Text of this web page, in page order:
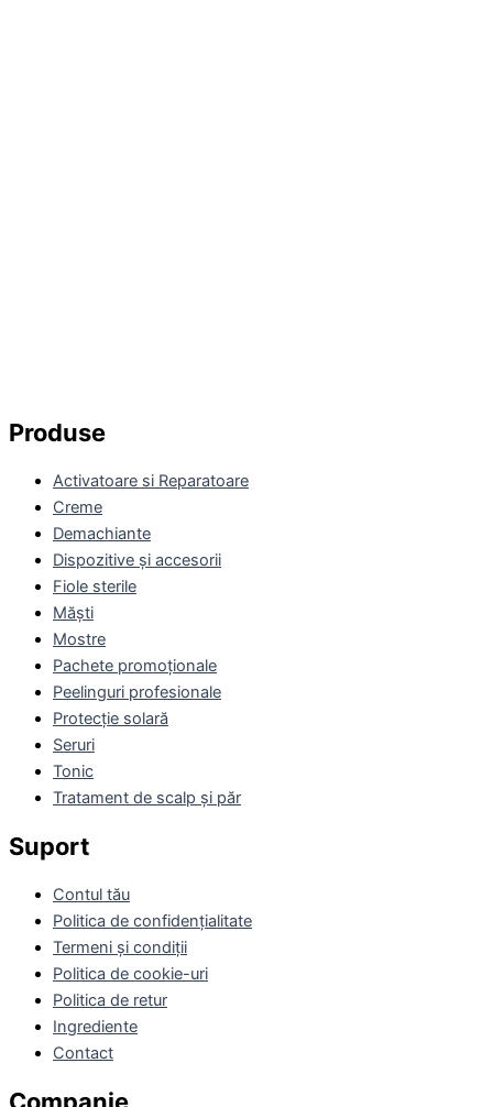
Produse
Activatoare si Reparatoare
Creme
Demachiante
Dispozitive și accesorii
Fiole sterile
Măști
Mostre
Pachete promoționale
Peelinguri profesionale
Protecție solară
Seruri
Tonic
Tratament de scalp și păr
Suport
Contul tău
Politica de confidențialitate
Termeni și condiții
Politica de cookie-uri
Politica de retur
Ingrediente
Contact